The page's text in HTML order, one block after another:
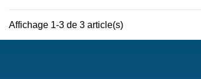
Affichage 1-3 de 3 article(s)